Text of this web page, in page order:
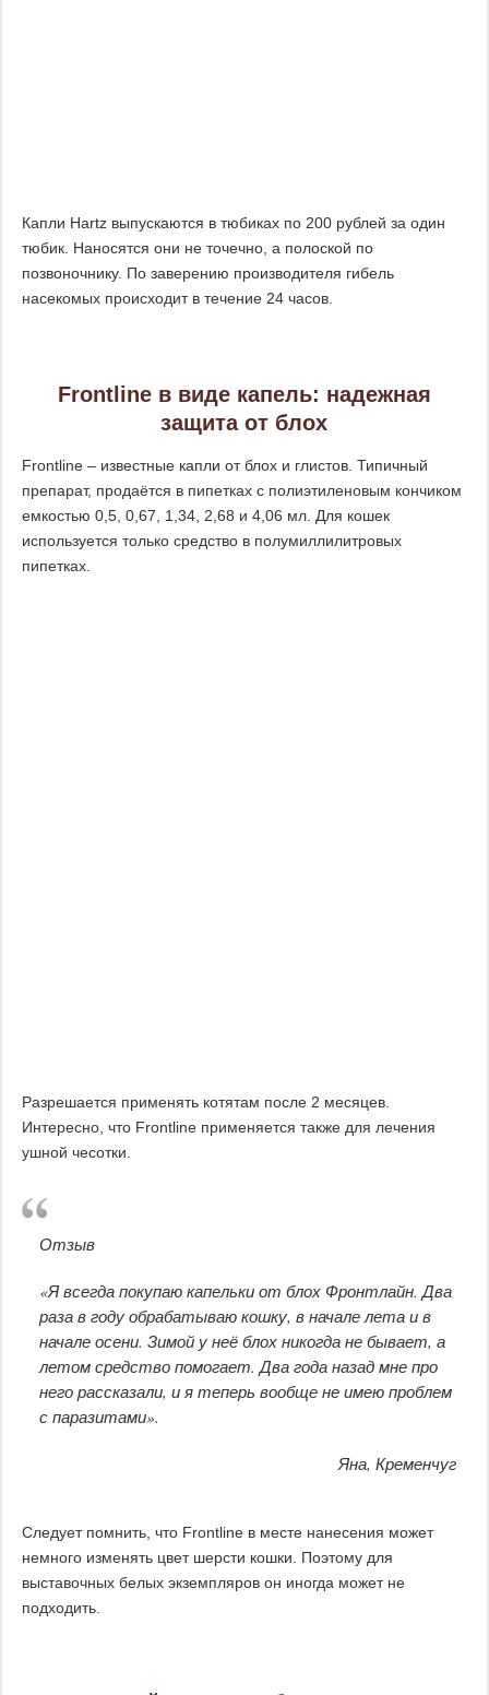
Капли Hartz выпускаются в тюбиках по 200 рублей за один
тюбик. Наносятся они не точечно, а полоской по
позвоночнику. По заверению производителя гибель
насекомых происходит в течение 24 часов.
Frontline в виде капель: надежная
защита от блох
Frontline – известные капли от блох и глистов. Типичный
препарат, продаётся в пипетках с полиэтиленовым кончиком
емкостью 0,5, 0,67, 1,34, 2,68 и 4,06 мл. Для кошек
используется только средство в полумиллилитровых
пипетках.
Разрешается применять котятам после 2 месяцев.
Интересно, что Frontline применяется также для лечения
ушной чесотки.
Отзыв
«Я всегда покупаю капельки от блох Фронтлайн. Два
раза в году обрабатываю кошку, в начале лета и в
начале осени. Зимой у неё блох никогда не бывает, а
летом средство помогает. Два года назад мне про
него рассказали, и я теперь вообще не имею проблем
с паразитами».
Яна, Кременчуг
Следует помнить, что Frontline в месте нанесения может
немного изменять цвет шерсти кошки. Поэтому для
выставочных белых экземпляров он иногда может не
подходить.